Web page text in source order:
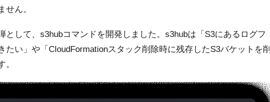
ん。
として、s3hubコマンドを開発しました。s3hubは「S3にあるログフ
たい」や「CloudFormationスタック削除時に残存したS3バケットを削